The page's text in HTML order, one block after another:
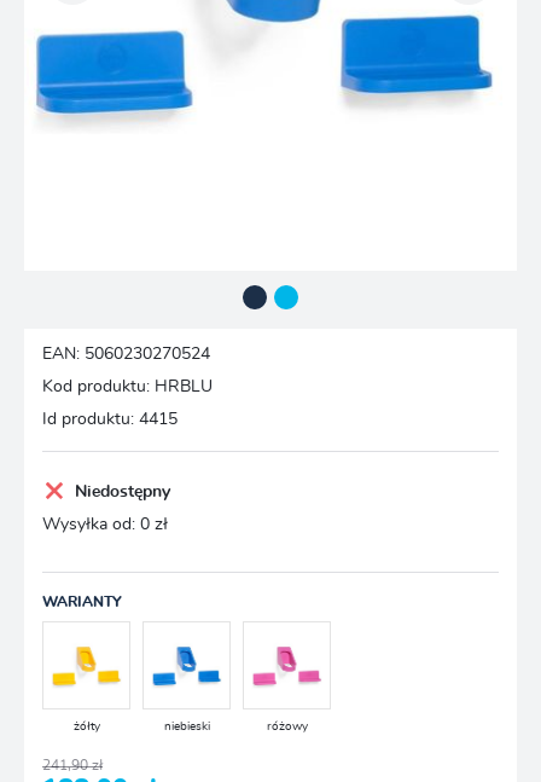
EAN: 5060230270524
Kod produktu: HRBLU
Id produktu: 4415
Niedostępny
Wysyłka od: 0 zł
WARIANTY
żółty niebieski różowy
241,90 zł